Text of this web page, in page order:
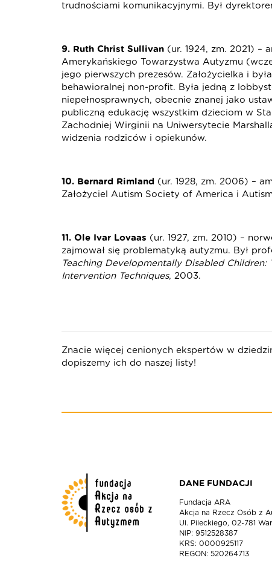
trudnościami komunikacyjnymi. Był
9. Ruth Christ Sullivan (ur. 1924, zm. 2021) –
Amerykańskiego Towarzystwa Autyzmu
jego pierwszych prezesów. Założycielka i
behawioralnej non-profit. Była jedną z
niepełnosprawnych, obecnie znanej jako
publiczną edukację wszystkim dzieciom w
Zachodniej Wirginii na Uniwersytecie
widzenia rodziców i opiekunów.
10. Bernard Rimland (ur. 1928, zm. 2006) –
Założyciel Autism Society of America i
11. Ole Ivar Lovaas (ur. 1927, zm. 2010) –
zajmował się problematyką autyzmu. Był
Teaching Developmentally Disabled Children:
Intervention Techniques, 2003.
Znacie więcej cenionych ekspertów w
dopiszemy ich do naszej listy!
DANE FUNDACJI
Fundacja ARA
Akcja na Rzecz Osób z
Ul. Pileckiego, 02-781
NIP: 9512528387
KRS: 0000925117
REGON: 520264713